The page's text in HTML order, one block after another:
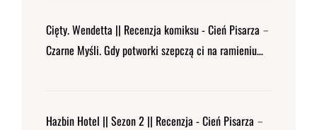
Cięty. Wendetta || Recenzja komiksu - Cień Pisarza -
Czarne Myśli. Gdy potworki szepczą ci na ramieniu…
Hazbin Hotel || Sezon 2 || Recenzja - Cień Pisarza -